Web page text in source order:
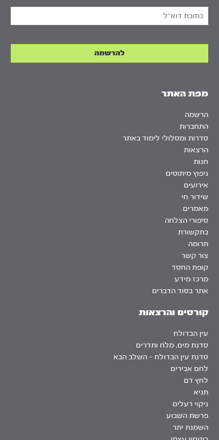
מפת האתר
הרשמה
התחברות
סדרות ומסלולי לימוד באתר
הרצאות
חנות
ניפוץ מיתוסים
אירועים
שידור חי
מאמרים
סיפורי הצלחה
בתקשורת
תרומה
צור קשר
קופת החסד
מרכז מידע
אתר בסוד הדברים
קורסים והרצאות
עין הבדולח
סדנת מים, מלח ותדרים
סדנת עין הבדולח – השלב הבא
לחם אבירים
לחץ דם
תניא
ניקוי רעלים
פרשת השבוע
השמנת יתר